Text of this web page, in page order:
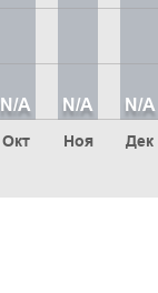
Окт
N/A
Ноя
N/A
Дек
N/A